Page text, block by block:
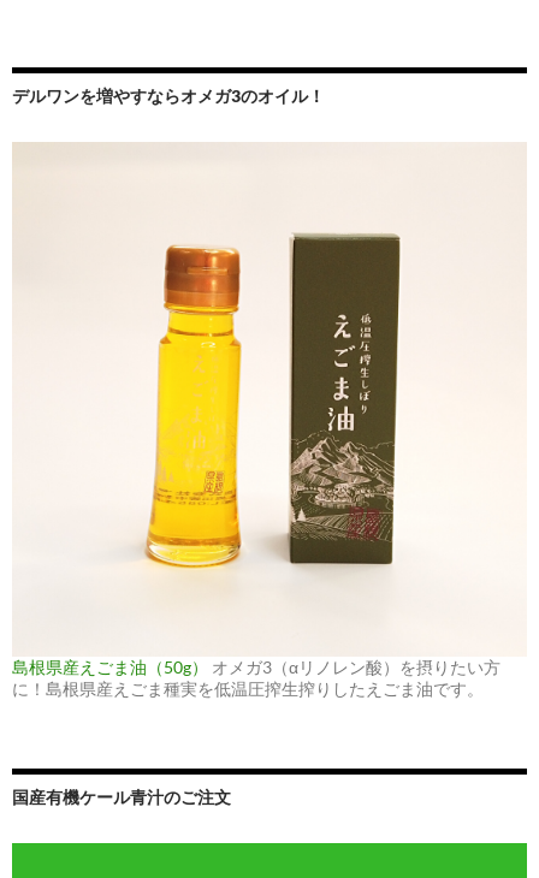
デルワンを増やすならオメガ3のオイル！
島根県産えごま油（50g）
オメガ3（αリノレン酸）を摂りたい方
に！島根県産えごま種実を低温圧搾生搾りしたえごま油です。
国産有機ケール青汁のご注文